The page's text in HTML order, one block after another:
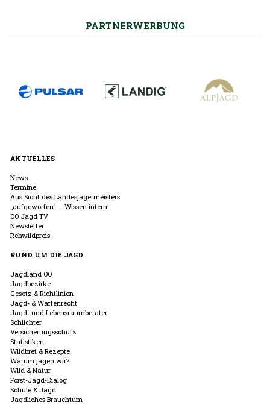
PARTNERWERBUNG
AKTUELLES
News
Termine
Aus Sicht des Landesjägermeisters
„aufgeworfen“ – Wissen intern!
OÖ Jagd TV
Newsletter
Rehwildpreis
RUND UM DIE JAGD
Jagdland OÖ
Jagdbezirke
Gesetz & Richtlinien
Jagd- & Waffenrecht
Jagd- und Lebensraumberater
Schlichter
Versicherungsschutz
Statistiken
Wildbret & Rezepte
Warum jagen wir?
Wild & Natur
Forst-Jagd-Dialog
Schule & Jagd
Jagdliches Brauchtum